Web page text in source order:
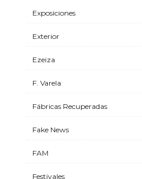
Exposiciones
Exterior
Ezeiza
F. Varela
Fábricas Recuperadas
Fake News
FAM
Festivales